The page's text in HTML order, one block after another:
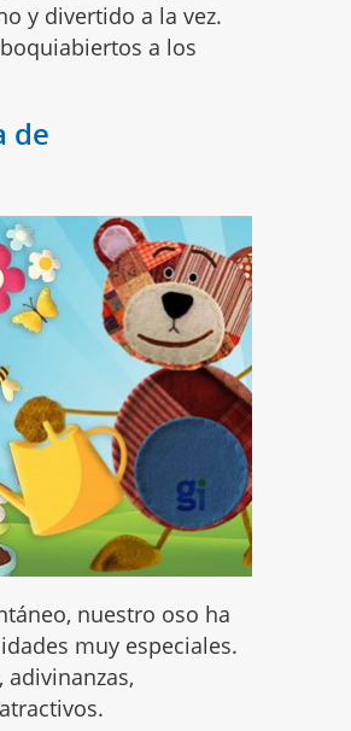
y divertido a la vez.
a los
de
nuestro oso ha
muy especiales.
adivinanzas,